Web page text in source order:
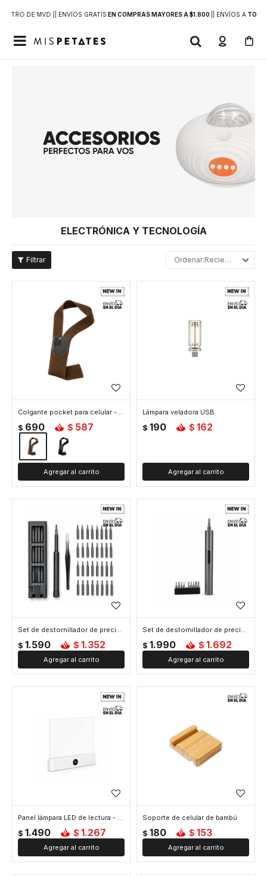
DE MVD | | ENVÍOS GRATIS EN COMPRAS MAYORES A $1.800 | ENVÍOS ATODO

ELECTRÓNICA Y TECNOLOGÍA
Recientes
Colgante pocket para celular - Marron
$ 690 $ 587
Lámpara veladora USB
$ 190 $ 162
Set de destornillador de precisión - Gris
$ 1.590 $ 1.352
Set de destornillador de precisión eléctrico - Gris
$ 1.990 $ 1.692
Panel lámpara LED de lectura - Blanco
$ 1.490 $ 1.267
Soporte de celular de bambú
$ 180 $ 153